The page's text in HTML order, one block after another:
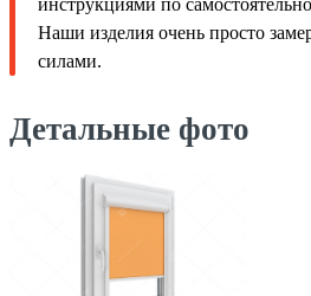
инструкциями по
Наши изделия очень просто
силами.
Детальные фото